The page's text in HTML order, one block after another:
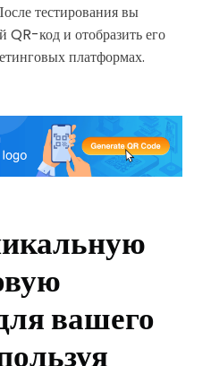
тестирования вы
QR-код и отобразить его
платформах.
вашего